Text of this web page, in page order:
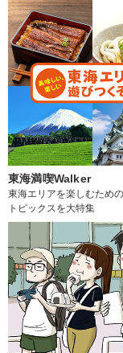
東海満喫Walker
東海エリアを楽しむため
トピックスを大特集